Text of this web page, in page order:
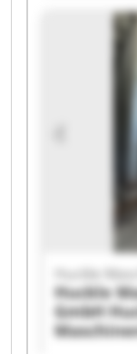
GmbH
GmbH
GmbH
GmbH
GmbH
Huckle
Huckle
GmbH